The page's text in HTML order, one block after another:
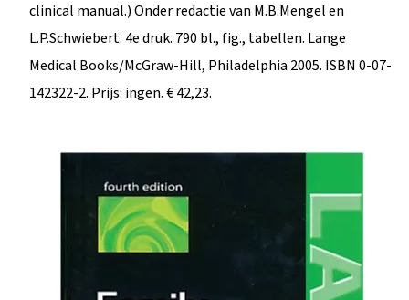
clinical manual.) Onder redactie van M.B.Mengel en
L.P.Schwiebert. 4e druk. 790 bl., fig., tabellen. Lange
Medical Books/McGraw-Hill, Philadelphia 2005. ISBN 0-07-
142322-2. Prijs: ingen. € 42,23.